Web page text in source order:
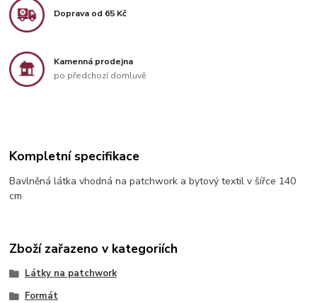
Doprava od 65 Kč
Kamenná prodejna
po předchozí domluvě
Kompletní specifikace
Bavlněná látka vhodná na patchwork a bytový textil v šířce 140
cm
Zboží zařazeno v kategoriích
Látky na patchwork
Formát